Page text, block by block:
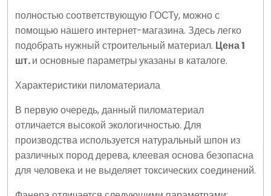
полностью соответствующую ГОСТу, можно с
помощью нашего интернет-магазина. Здесь легко
подобрать нужный строительный материал. Цена 1
шт.и основные параметрыуказаны в каталоге.
Характеристики пиломатериала
В первую очередь, данный пиломатериал
отличается высокой экологичностью. Для
производства используется натуральный шпон из
различных пород дерева, клеевая основа безопасна
для человека и не выделяет токсических соединений.